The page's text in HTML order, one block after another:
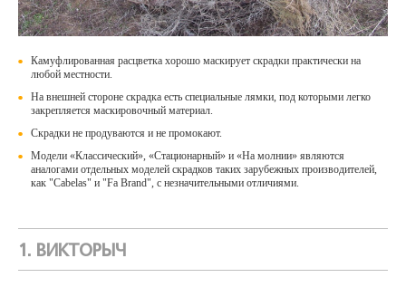
Камуфлированная расцветка хорошо маскирует скрадки практически на
любой местности.
На внешней стороне скрадка есть специальные лямки, под которыми легко
закрепляется маскировочный материал.
Скрадки не продуваются и не промокают.
Модели «Классический», «Стационарный» и «На молнии» являются
аналогами отдельных моделей скрадков таких зарубежных производителей,
как "Cabelas" и "Fa Brand", с незначительными отличиями.
1. ВИКТОРЫЧ